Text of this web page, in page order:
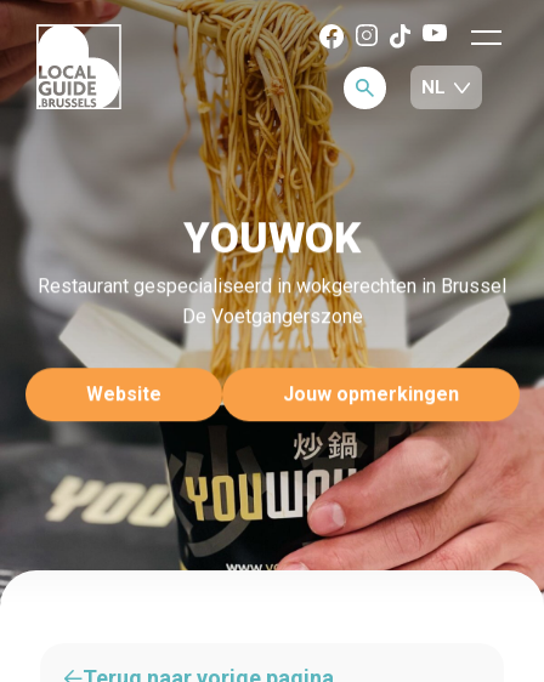
YOUWOK
Restaurant gespecialiseerd in wokgerechten in Brussel
De Voetgangerszone
Website Jouw opmerkingen